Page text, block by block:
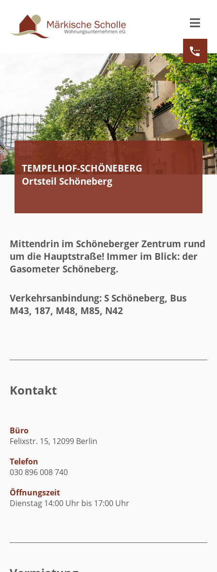
TEMPELHOF-SCHÖNEBERG
Ortsteil Schöneberg
Mittendrin im Schöneberger Zentrum rund
um die Hauptstraße! Immer im Blick: der
Gasometer Schöneberg.
Verkehrsanbindung: S Schöneberg, Bus
M43, 187, M48, M85, N42
Kontakt
Büro
Felixstr. 15, 12099 Berlin
Telefon
030 896 008 740
Öffnungszeit
Dienstag 14:00 Uhr bis 17:00 Uhr